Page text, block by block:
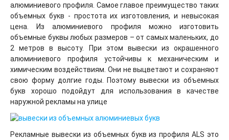
алюминиевого профиля. Самое главое преимущество таких
объемных букв - простота их изготовления, и невысокая
цена. Из алюминиевого профиля можно изготовить
объемные буквы любых размеров – от самых маленьких, до
2 метров в высоту. При этом вывески из окрашенного
алюминиевого профиля устойчивы к механическим и
химическим воздействиям. Они не выцветают и сохраняют
свою форму долгие годы. Поэтому вывески из объемных
букв хорошо подойдут для использования в качестве
наружной рекламы на улице
Рекламные вывески из объемных букв из профиля ALS это